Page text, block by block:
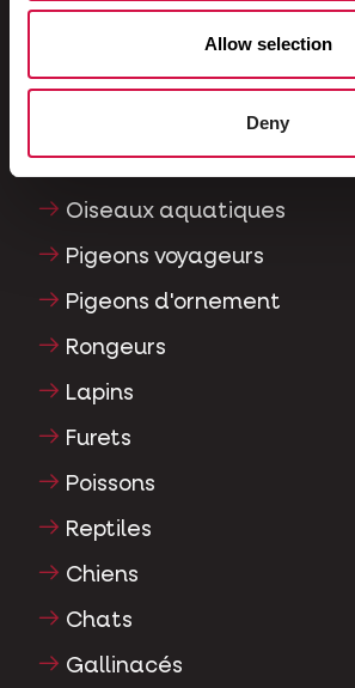
Allow selection
Deny
Pour votre animal
Oiseaux d'ornement
Oiseaux sauvages
Oiseaux aquatiques
Pigeons voyageurs
Pigeons d'ornement
Rongeurs
Lapins
Furets
Poissons
Reptiles
Chiens
Chats
Gallinacés